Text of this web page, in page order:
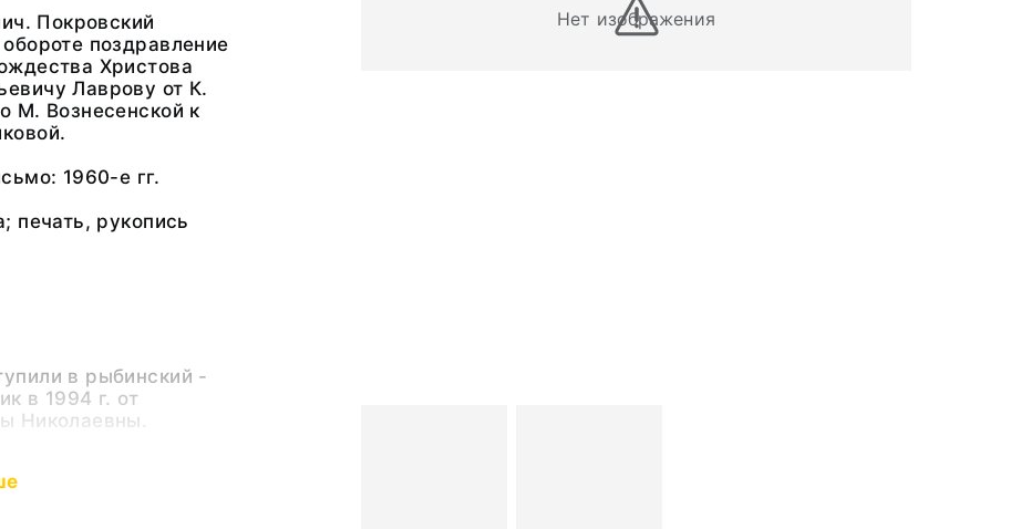
Нет изображения
Покровский
поздравление
Христова
Лаврову от К.
М. Вознесенской к
1960-е гг.
печать, рукопись
в рыбинский -
в 1994 г. от
Николаевны.